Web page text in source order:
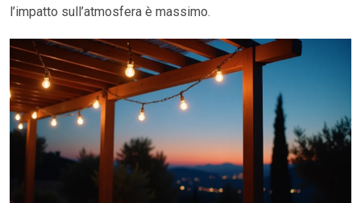
l’impatto sull’atmosfera è massimo.